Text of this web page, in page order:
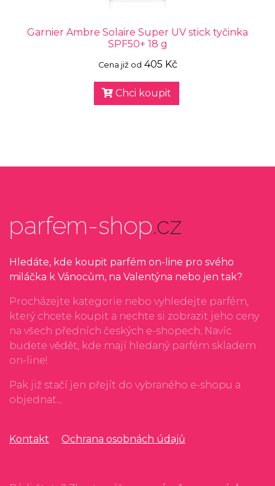
Garnier Ambre Solaire Super UV stick tyčinka
SPF50+ 18 g
Cena již od 405 Kč
Chci koupit
parfem-shop.cz
Hledáte, kde koupit parfém on-line pro svého
miláčka k Vánocům, na Valentýna nebo jen tak?
Procházejte kategorie nebo vyhledejte parfém,
který chcete koupit a nechte si zobrazit jeho ceny
na všech předních českých e-shopech. Navíc
budete vědět, kde mají hledaný parfém skladem
on-line!
Pak již stačí jen přejít do vybraného e-shopu a
objednat...
Kontakt Ochrana osobnách údajů